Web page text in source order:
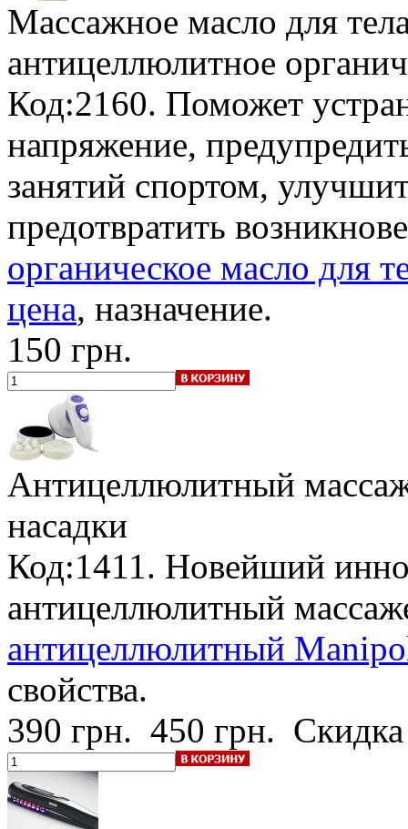
Массажное масло для
антицеллюлитное
Код:2160. Поможет
напряжение,
занятий спортом,
предотвратить
органическое масло для
цена, назначение.
150 грн.
Антицеллюлитный
насадки
Код:1411. Новейший
антицеллюлитный
антицеллюлитный
свойства.
390 грн. 450 грн.